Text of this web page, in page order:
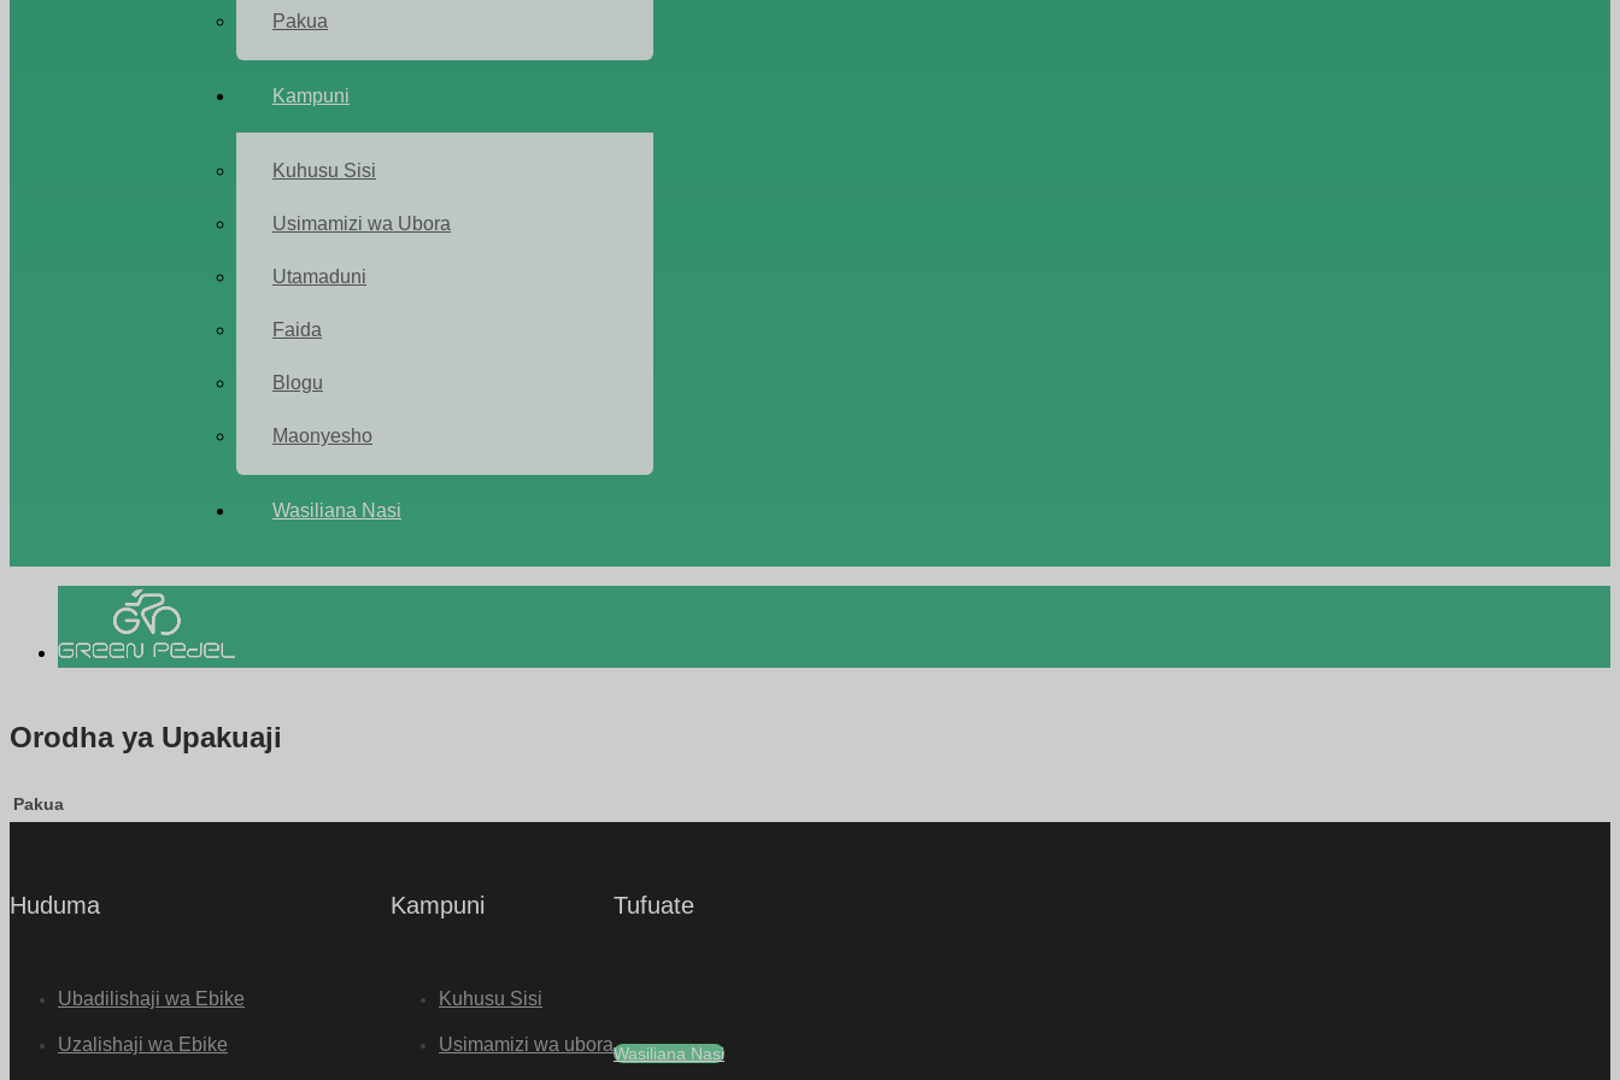
Pakua
Kampuni
Kuhusu Sisi
Usimamizi wa Ubora
Utamaduni
Faida
Blogu
Maonyesho
Wasiliana Nasi
Orodha ya Upakuaji
Pakua
Huduma
Ubadilishaji wa Ebike
Uzalishaji wa Ebike
Kampuni
Kuhusu Sisi
Usimamizi wa ubora
Tufuate
Wasiliana Nasi